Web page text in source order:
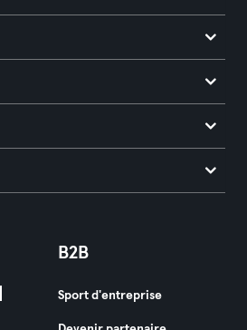
B2B
Sport d'entreprise